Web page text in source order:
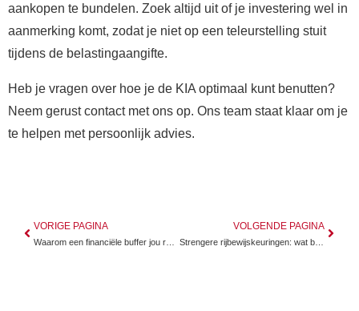
aankopen te bundelen. Zoek altijd uit of je investering wel in
aanmerking komt, zodat je niet op een teleurstelling stuit
tijdens de belastingaangifte.
Heb je vragen over hoe je de KIA optimaal kunt benutten?
Neem gerust contact met ons op. Ons team staat klaar om je
te helpen met persoonlijk advies.
VORIGE PAGINA VOLGENDE PAGINA
Strengere rijbewijskeuringen: wat betekent dit voor jouw autoverzekering?